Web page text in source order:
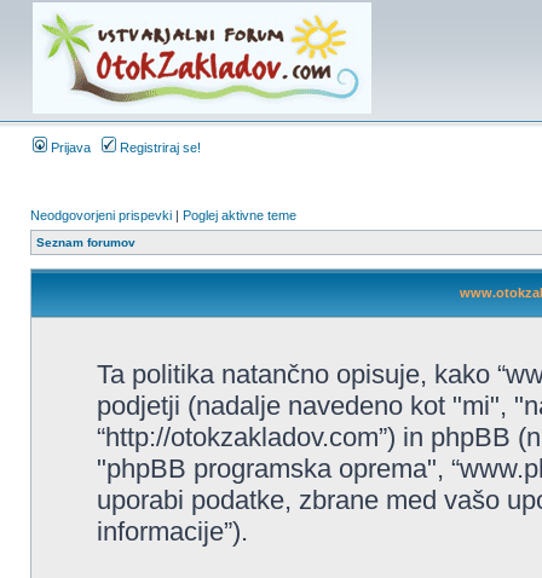
Prijava Registriraj se!
Neodgovorjeni prispevki | Poglej aktivne teme
Seznam forumov
Ta politika natančno opisuje, kako
podjetji (nadalje navedeno kot "mi",
“http://otokzakladov.com”) in phpBB
"phpBB programska oprema",
uporabi podatke, zbrane med vašo
informacije”).